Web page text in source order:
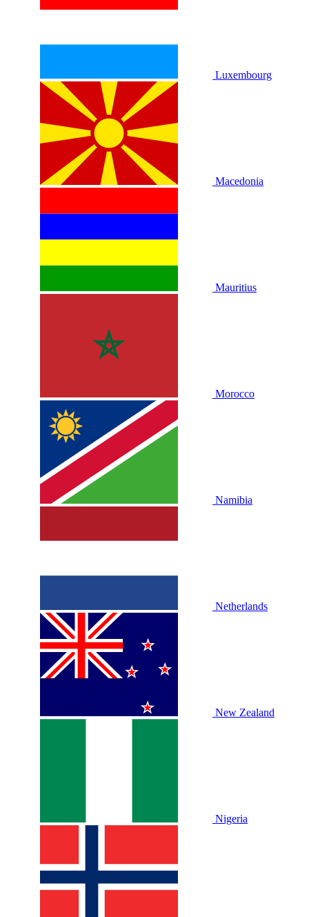
Luxembourg
Macedonia
Mauritius
Morocco
Namibia
Netherlands
New Zealand
Nigeria